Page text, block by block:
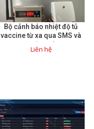
Bộ cảnh báo nhiệt độ tủ
vaccine từ xa qua SMS và
cuộc gọi
Liên hệ